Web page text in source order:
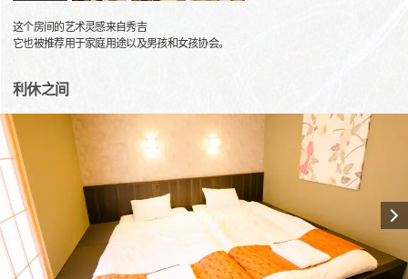
这个房间的艺术灵感来自秀吉
它也被推荐用于家庭用途以及男孩和女孩协会。
利休之间